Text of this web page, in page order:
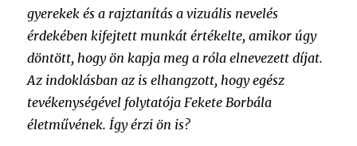
gyerekek és a rajztanítás a vizuális nevelés
érdekében kifejtett munkát értékelte, amikor úgy
döntött, hogy ön kapja meg a róla elnevezett díjat.
Az indoklásban az is elhangzott, hogy egész
tevékenységével folytatója Fekete Borbála
életművének. Így érzi ön is?